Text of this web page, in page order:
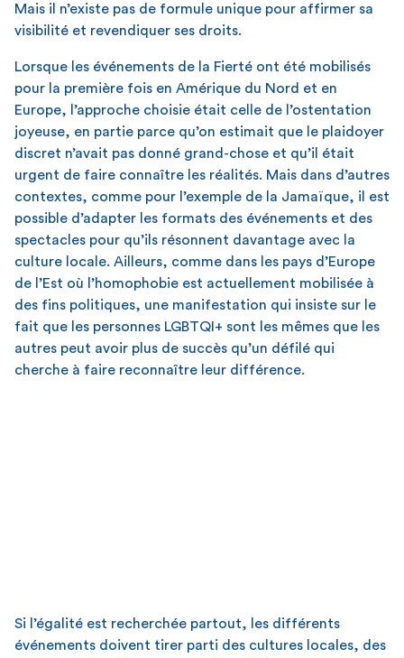
Mais il n’existe pas de formule unique pour affirmer sa
visibilité et revendiquer ses droits.
Lorsque les événements de la Fierté ont été mobilisés
pour la première fois en Amérique du Nord et en
Europe, l’approche choisie était celle de l’ostentation
joyeuse, en partie parce qu’on estimait que le plaidoyer
discret n’avait pas donné grand-chose et qu’il était
urgent de faire connaître les réalités. Mais dans d’autres
contextes, comme pour l’exemple de la Jamaïque, il est
possible d’adapter les formats des événements et des
spectacles pour qu’ils résonnent davantage avec la
culture locale. Ailleurs, comme dans les pays d’Europe
de l’Est où l’homophobie est actuellement mobilisée à
des fins politiques, une manifestation qui insiste sur le
fait que les personnes LGBTQI+ sont les mêmes que les
autres peut avoir plus de succès qu’un défilé qui
cherche à faire reconnaître leur différence.
Si l’égalité est recherchée partout, les différents
événements doivent tirer parti des cultures locales, des